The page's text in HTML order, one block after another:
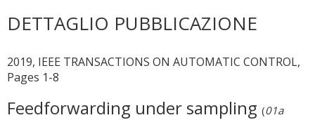
DETTAGLIO PUBBLICAZIONE
2019, IEEE TRANSACTIONS ON AUTOMATIC CONTROL,
Pages 1-8
Feedforwarding under sampling (01a